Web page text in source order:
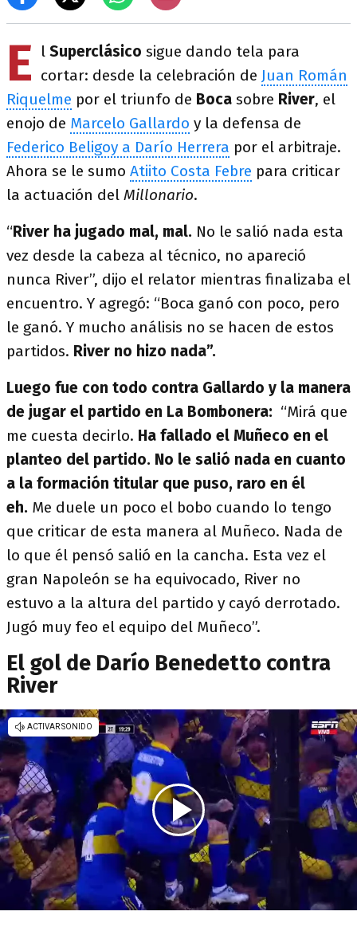
E l Superclásico sigue dando tela para
cortar: desde la celebración de Juan Román
Riquelme por el triunfo de Boca sobre River, el
enojo de Marcelo Gallardo y la defensa de
Federico Beligoy a Darío Herrera por el arbitraje.
Ahora se le sumo Atiito Costa Febre para criticar
la actuación del Millonario.
“River ha jugado mal, mal. No le salió nada esta
vez desde la cabeza al técnico, no apareció
nunca River”, dijo el relator mientras finalizaba el
encuentro. Y agregó: “Boca ganó con poco, pero
le ganó. Y mucho análisis no se hacen de estos
partidos. River no hizo nada”.
Luego fue con todo contra Gallardo y la manera
de jugar el partido en La Bombonera: “Mirá que
me cuesta decirlo. Ha fallado el Muñeco en el
planteo del partido. No le salió nada en cuanto
a la formación titular que puso, raro en él
eh. Me duele un poco el bobo cuando lo tengo
que criticar de esta manera al Muñeco. Nada de
lo que él pensó salió en la cancha. Esta vez el
gran Napoleón se ha equivocado, River no
estuvo a la altura del partido y cayó derrotado.
Jugó muy feo el equipo del Muñeco”.
El gol de Darío Benedetto contra
River